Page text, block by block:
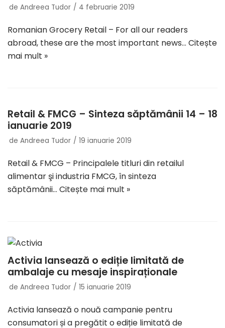
de Andreea Tudor 4 februarie 2019
Romanian Grocery Retail – For all our readers
abroad, these are the most important news… Citește
mai mult »
Retail & FMCG – Sinteza săptămânii 14 – 18
ianuarie 2019
de Andreea Tudor 19 ianuarie 2019
Retail & FMCG – Principalele titluri din retailul
alimentar şi industria FMCG, în sinteza
săptămânii… Citește mai mult »
Activia lansează o ediție limitată de
ambalaje cu mesaje inspiraționale
de Andreea Tudor 15 ianuarie 2019
Activia lansează o nouă campanie pentru
consumatori și a pregătit o ediție limitată de